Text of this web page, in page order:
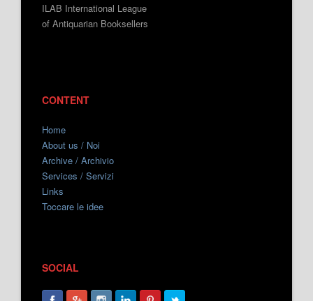
ILAB International League
of Antiquarian Booksellers
CONTENT
Home
About us / Noi
Archive / Archivio
Services / Servizi
Links
Toccare le idee
SOCIAL